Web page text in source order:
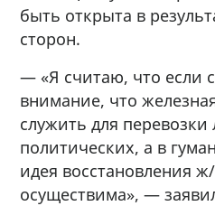
быть открыта в
сторон.
— «Я считаю, что если
внимание, что
служить для
политических, а в
идея восстановления
осуществима», —